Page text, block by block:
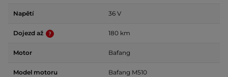
Napětí 36 V
Dojezd až 180 km
Motor Bafang
Model motoru Bafang M510